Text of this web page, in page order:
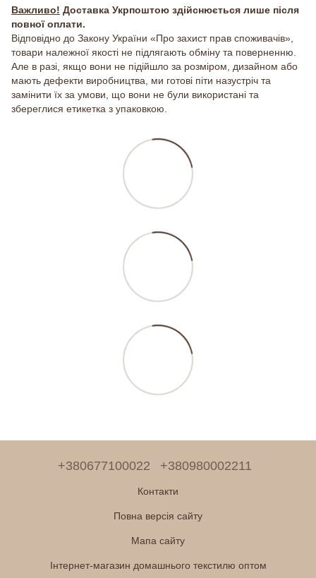
Важливо! Доставка Укрпоштою здійснюється лише після
повної оплати.
Відповідно до Закону України «Про захист прав споживачів»,
товари належної якості не підлягають обміну та поверненню.
Але в разі, якщо вони не підійшло за розміром, дизайном або
мають дефекти виробництва, ми готові піти назустріч та
замінити їх за умови, що вони не були використані та
збереглися етикетка з упаковкою.
+380677100022 +380980002211
Контакти
Повна версія сайту
Мапа сайту
Інтернет-магазин домашнього текстилю оптом